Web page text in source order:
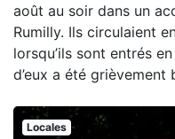
août au soir dans un
Rumilly. Ils circulaient
lorsqu’ils sont entrés
d’eux a été grièvement
Locales